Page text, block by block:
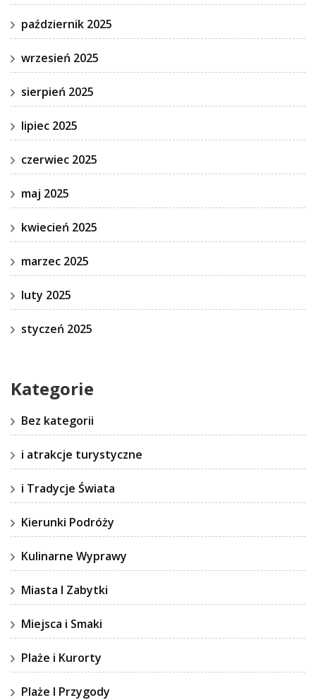
październik 2025
wrzesień 2025
sierpień 2025
lipiec 2025
czerwiec 2025
maj 2025
kwiecień 2025
marzec 2025
luty 2025
styczeń 2025
Kategorie
Bez kategorii
i atrakcje turystyczne
i Tradycje Świata
Kierunki Podróży
Kulinarne Wyprawy
Miasta I Zabytki
Miejsca i Smaki
Plaże i Kurorty
Plaże I Przygody